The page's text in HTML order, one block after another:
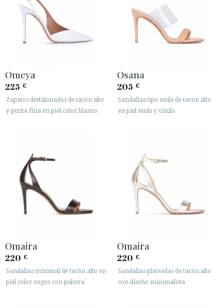
Omeya
225 €
Zapatos destalonados de tacón alto
y punta fina en piel color blanco
Osana
205 €
Sandalias tipo mule de tacón alto
en piel nude y vinilo
Omaira
220 €
Sandalias minimal de tacón alto en
piel color negro con pulsera
Omaira
220 €
Sandalias plateadas de tacón alto
con diseño minimalista